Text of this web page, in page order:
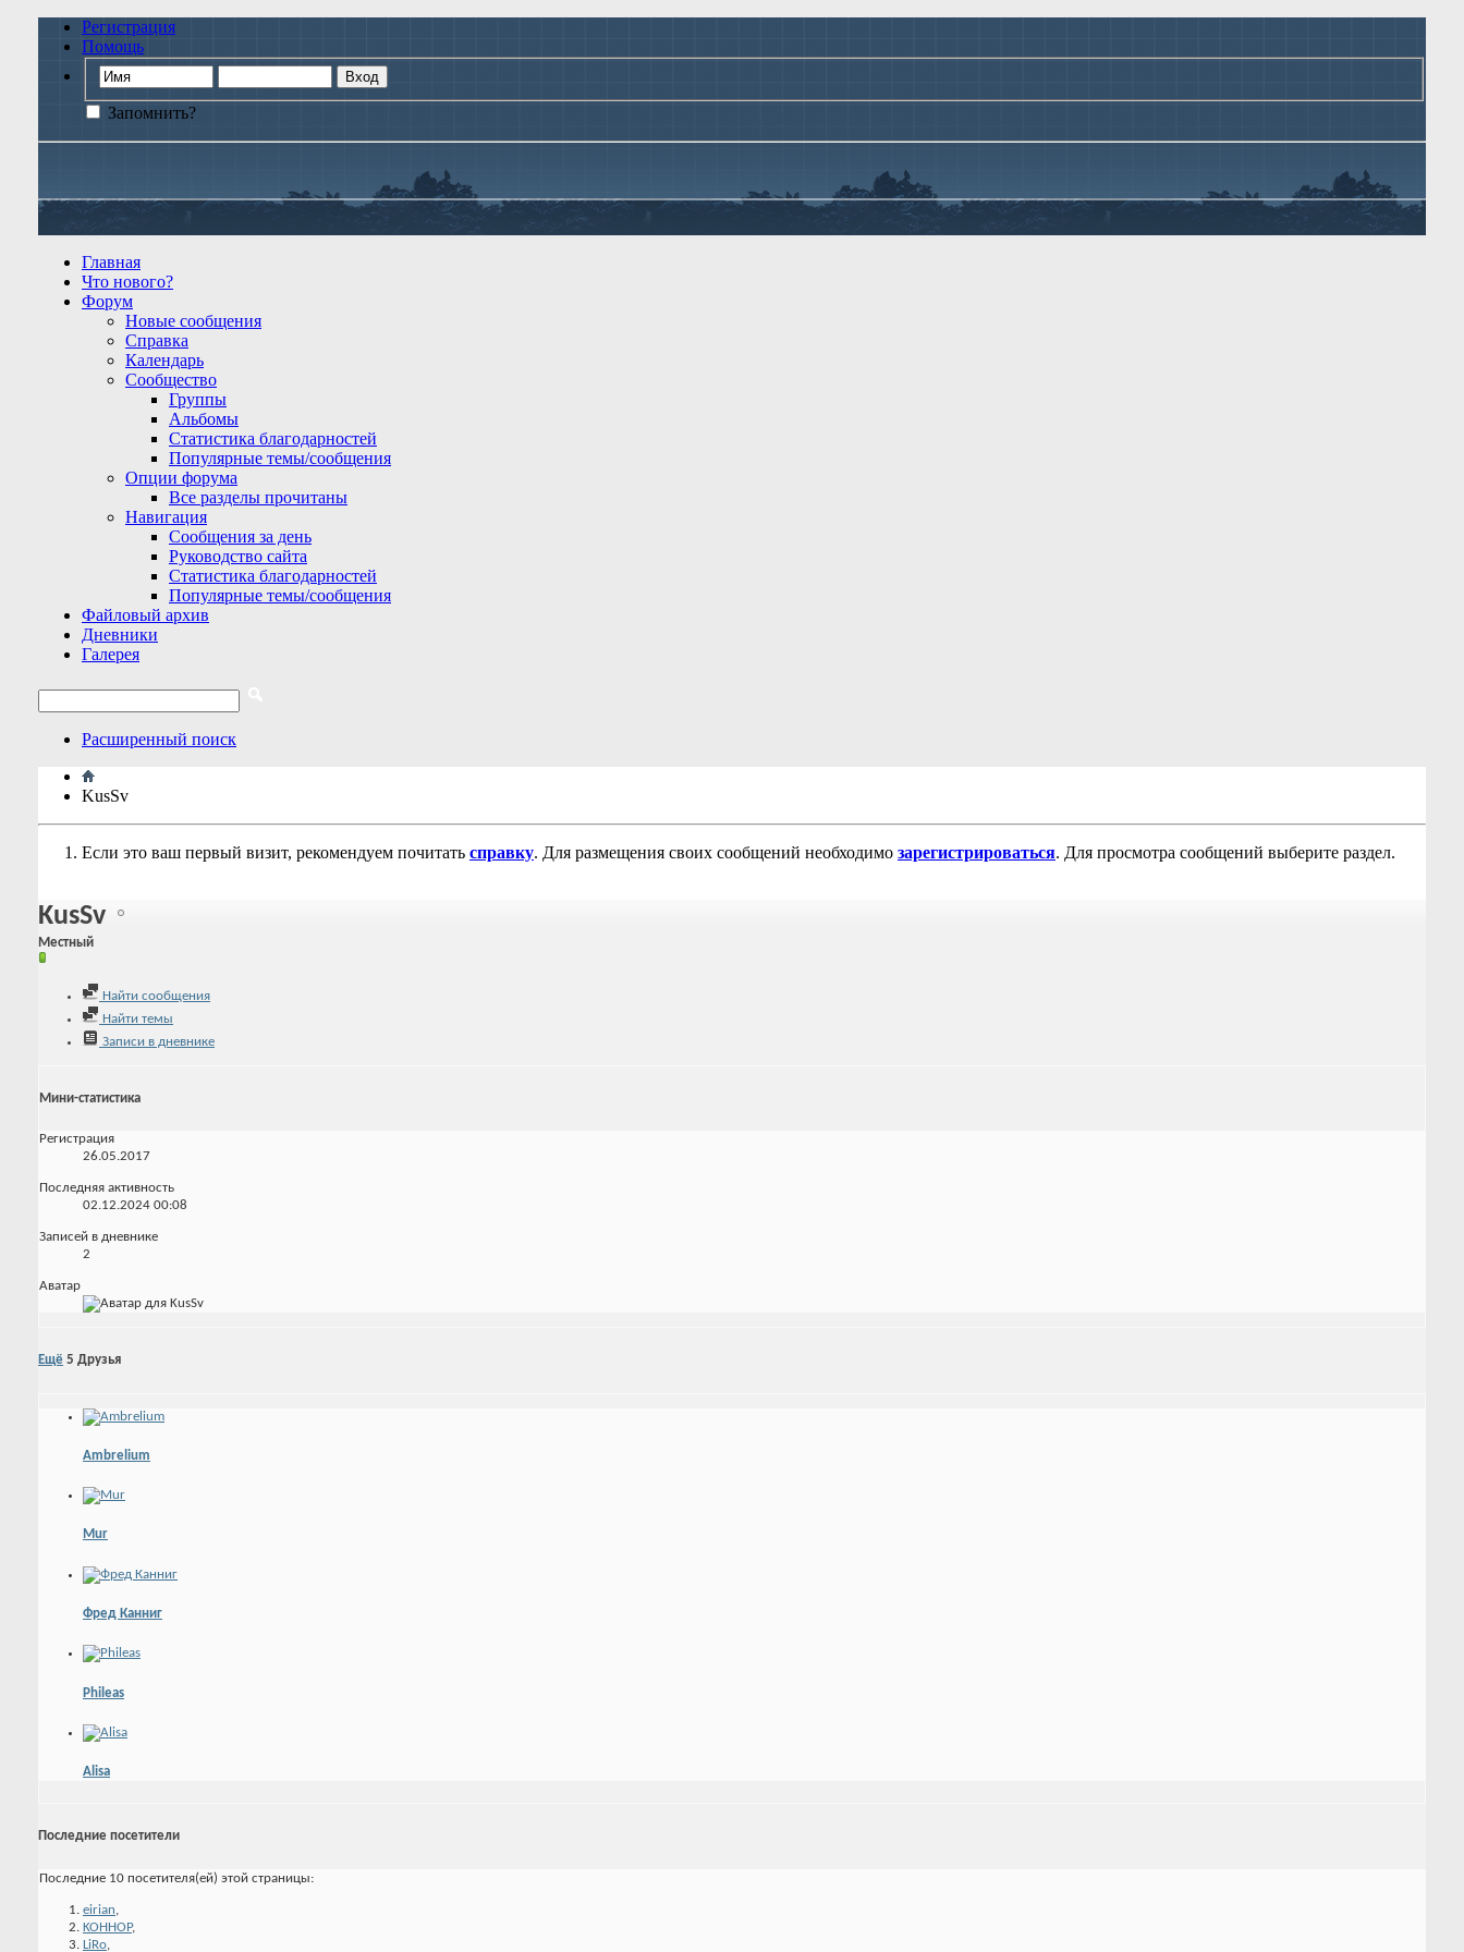
Регистрация
Помощь
Запомнить?
Главная
Что нового?
Форум
Новые сообщения
Справка
Календарь
Сообщество
Группы
Альбомы
Статистика благодарностей
Популярные темы/сообщения
Опции форума
Все разделы прочитаны
Навигация
Сообщения за день
Руководство сайта
Статистика благодарностей
Популярные темы/сообщения
Файловый архив
Дневники
Галерея
Расширенный поиск
KusSv
Если это ваш первый визит, рекомендуем почитать справку. Для размещения своих сообщений необходимо зарегистрироваться. Для просмотра сообщений выберите раздел.
KusSv
Местный
Найти сообщения
Найти темы
Записи в дневнике
Мини-статистика
Регистрация
26.05.2017
Последняя активность
02.12.2024 00:08
Записей в дневнике
2
Аватар
Ещё 5 Друзья
Ambrelium
Mur
Фред Канниг
Phileas
Alisa
Последние посетители
Последние 10 посетителя(ей) этой страницы:
eirian,
KOHHOP,
LiRo,